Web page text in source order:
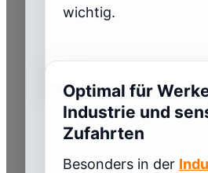
wichtig.
Optimal für
Industrie und
Zufahrten
Besonders in der